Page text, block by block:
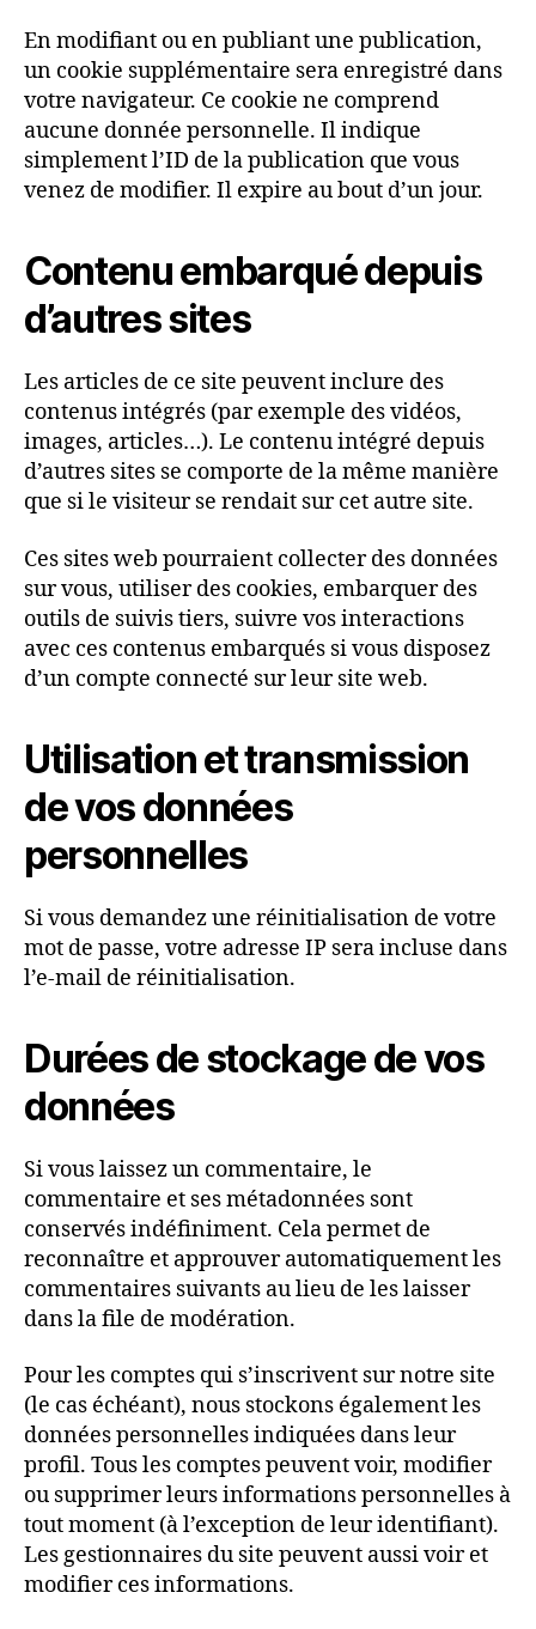
En modifiant ou en publiant une publication,
un cookie supplémentaire sera enregistré dans
votre navigateur. Ce cookie ne comprend
aucune donnée personnelle. Il indique
simplement l’ID de la publication que vous
venez de modifier. Il expire au bout d’un jour.
Contenu embarqué depuis
d’autres sites
Les articles de ce site peuvent inclure des
contenus intégrés (par exemple des vidéos,
images, articles…). Le contenu intégré depuis
d’autres sites se comporte de la même manière
que si le visiteur se rendait sur cet autre site.
Ces sites web pourraient collecter des données
sur vous, utiliser des cookies, embarquer des
outils de suivis tiers, suivre vos interactions
avec ces contenus embarqués si vous disposez
d’un compte connecté sur leur site web.
Utilisation et transmission
de vos données
personnelles
Si vous demandez une réinitialisation de votre
mot de passe, votre adresse IP sera incluse dans
l’e-mail de réinitialisation.
Durées de stockage de vos
données
Si vous laissez un commentaire, le
commentaire et ses métadonnées sont
conservés indéfiniment. Cela permet de
reconnaître et approuver automatiquement les
commentaires suivants au lieu de les laisser
dans la file de modération.
Pour les comptes qui s’inscrivent sur notre site
(le cas échéant), nous stockons également les
données personnelles indiquées dans leur
profil. Tous les comptes peuvent voir, modifier
ou supprimer leurs informations personnelles à
tout moment (à l’exception de leur identifiant).
Les gestionnaires du site peuvent aussi voir et
modifier ces informations.